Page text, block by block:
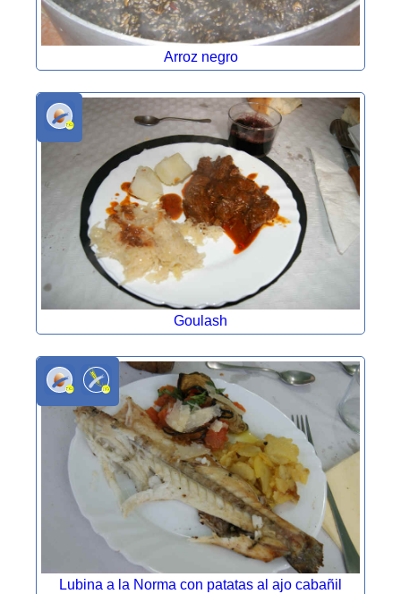
Arroz negro
Goulash
Lubina a la Norma con patatas al ajo cabañil